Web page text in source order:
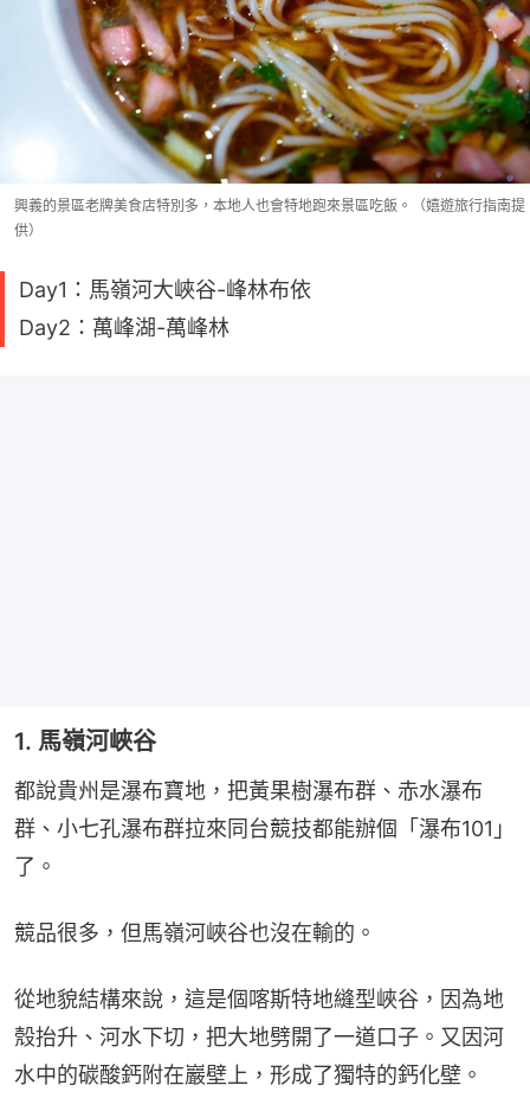
興義的景區老牌美食店特別多，本地人也會特地跑來景區吃飯。（嬉遊旅行指南提
供）
Day1：馬嶺河大峽谷-峰林布依
Day2：萬峰湖-萬峰林
1. 馬嶺河峽谷
都說貴州是瀑布寶地，把黃果樹瀑布群、赤水瀑布
群、小七孔瀑布群拉來同台競技都能辦個「瀑布101」
了。
競品很多，但馬嶺河峽谷也沒在輸的。
從地貌結構來說，這是個喀斯特地縫型峽谷，因為地
殼抬升、河水下切，把大地劈開了一道口子。又因河
水中的碳酸鈣附在巖壁上，形成了獨特的鈣化壁。